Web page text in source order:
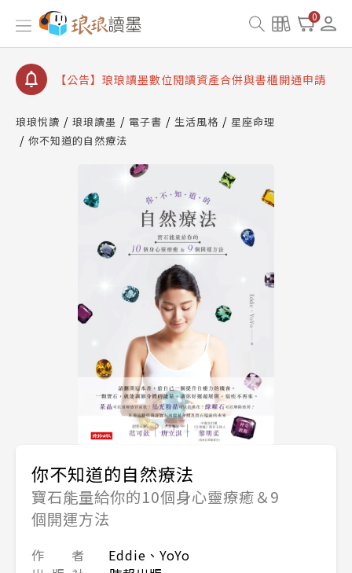
0
【公告】因 Readmoo 讀墨系統維護中，本站同步暫
停部分閱讀服務
【公告】琅琅讀墨數位閱讀資產合併與書櫃開通申請
【公告】琅琅讀墨書櫃開通常見問題
請圖文教學
【公告】琅琅書店服務升級重要說明及資產合併結果
【公告】因 Readmoo 讀墨系統維護中，本站同步暫
琅琅悅讀 琅琅讀墨 電子書 生活風格
星座命理
你不知道的自然療法
你不知道的自然療法
寶石能量給你的10個身心靈療癒＆9
個開運方法
作 者
Eddie、YoYo